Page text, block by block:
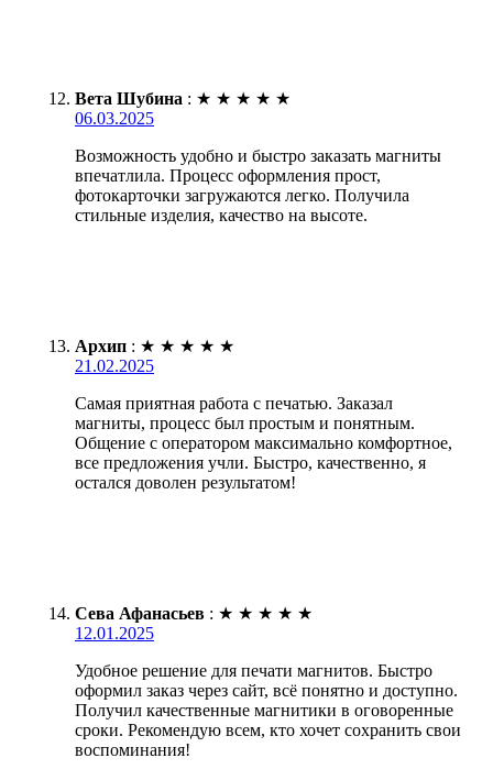
Вета Шубина : ★ ★ ★ ★ ★
06.03.2025
Возможность удобно и быстро заказать магниты
впечатлила. Процесс оформления прост,
фотокарточки загружаются легко. Получила
стильные изделия, качество на высоте.
Архип : ★ ★ ★ ★ ★
21.02.2025
Самая приятная работа с печатью. Заказал
магниты, процесс был простым и понятным.
Общение с оператором максимально комфортное,
все предложения учли. Быстро, качественно, я
остался доволен результатом!
Сева Афанасьев : ★ ★ ★ ★ ★
12.01.2025
Удобное решение для печати магнитов. Быстро
оформил заказ через сайт, всё понятно и доступно.
Получил качественные магнитики в оговоренные
сроки. Рекомендую всем, кто хочет сохранить свои
воспоминания!